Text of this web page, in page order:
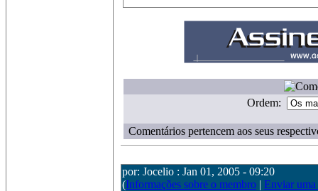
Ordem:
Comentários pertencem aos seus
por: Jocelio : Jan 01, 2005 - 09:20
(Informações sobre o membro | Enviar uma